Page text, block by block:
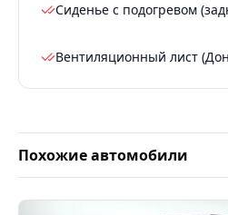
Сиденье с подогревом
Вентиляционный лист
Похожие автомобили